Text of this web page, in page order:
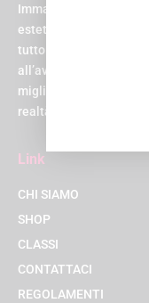
Immagina di avere
estetico, un centro
tutto sotto lo stesso
all’avanguardia,
migliore possibile.
realtà!
Link
CHI SIAMO
SHOP
CLASSI
CONTATTACI
REGOLAMENTI